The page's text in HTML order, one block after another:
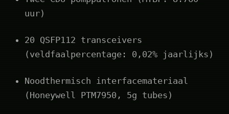
uur)
20 QSFP112 transceivers
(veldfaalpercentage: 0,02% jaarlijks)
Noodthermisch interfacemateriaal
(Honeywell PTM7950, 5g tubes)